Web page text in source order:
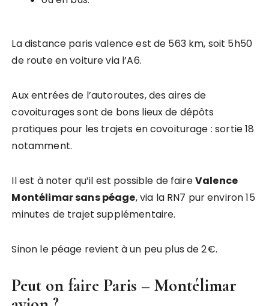
La distance paris valence est de 563 km, soit 5h50
de route en voiture via l’A6.
Aux entrées de l’autoroutes, des aires de
covoiturages sont de bons lieux de dépôts
pratiques pour les trajets en covoiturage : sortie 18
notamment.
Il est à noter qu’il est possible de faireValence
Montélimar sans péage, via la RN7 pur environ 15
minutes de trajet supplémentaire.
Sinon le péage revient à un peu plus de 2€.
Peut on faire Paris – Montélimar